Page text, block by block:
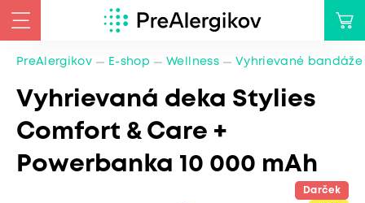
PreAlergikov E-shop Wellness Vyhrievané bandáže
Vyhrievaná deka Stylies
Comfort & Care +
Powerbanka 10 000 mAh
Darček